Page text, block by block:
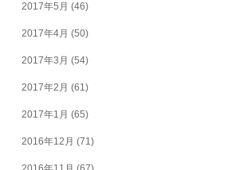
2017年5月 (46)
2017年4月 (50)
2017年3月 (54)
2017年2月 (61)
2017年1月 (65)
2016年12月 (71)